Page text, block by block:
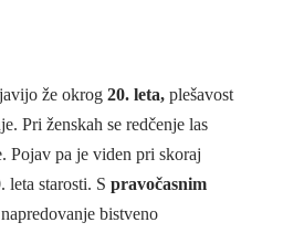
že okrog20. leta,plešavost
Pri ženskah se redčenje las
Pojav pa je viden pri skoraj
leta starosti. S pravočasnim
bistveno